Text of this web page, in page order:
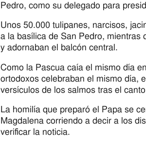
Pedro, como su delegado para
Unos 50.000 tulipanes, narcisos,
a la basílica de San Pedro, mientras
y adornaban el balcón central.
Como la Pascua caía el mismo día
ortodoxos celebraban el mismo día,
versículos de los salmos tras el
La homilía que preparó el Papa se
Magdalena corriendo a decir a los
verificar la noticia.